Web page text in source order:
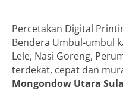
Percetakan Digital
Bendera Umbul-umbul
Lele, Nasi Goreng,
terdekat, cepat dan
Mongondow Utara